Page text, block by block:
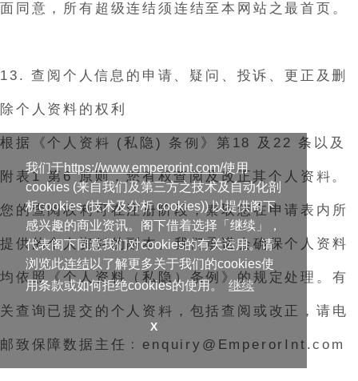
我们于https://www.emperorint.com/使用
cookies (来自我们及第三方之技术及自动化剖
析cookies (技术及分析 cookies)) 以提供阁下
感兴趣的商业资讯。阁下借着选择「继续」，
代表阁下同意我们对cookies的有关运用。请
浏览此连结以了解更多关于我们的cookies使
用条款或如何拒绝cookies的使用。 继续
X
面同意，所有超级连结须连结至本网站之最首页。
13. 查阅个人信息的申请、疑问、投诉、更正及删
除个人资料的权利
根据《个人资料 (私隐) 条例》第18 及22 条以及
附表1 第6 原则，您有权查阅及改正其个人资料。
您的查阅权利可在注册阶段，索取您在申请表内所
提供的个人资料的副本。我们承诺会确保个人资料
均依照《个人资料（私隐）条例》的规定处理。有
关查询已提交的个人资料，包括查阅或改正，请电
邮致保障数据主任﹕enquiry@EmperorInt.com